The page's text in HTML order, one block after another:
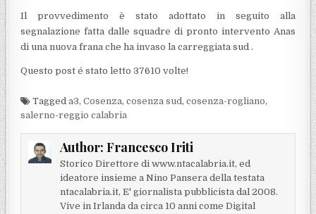
Il provvedimento è stato adottato in seguito alla
segnalazione fatta dalle squadre di pronto intervento Anas
di una nuova frana che ha invaso la carreggiata sud .
Questo post é stato letto 37610 volte!
Taggeda3,Cosenza,cosenza sud,cosenza-rogliano,
salerno-reggio calabria
Author: Francesco Iriti
Storico Direttore di www.ntacalabria.it, ed
ideatore insieme a Nino Pansera della testata
ntacalabria.it, E' giornalista pubblicista dal 2008.
Vive in Irlanda da circa 10 anni come Digital